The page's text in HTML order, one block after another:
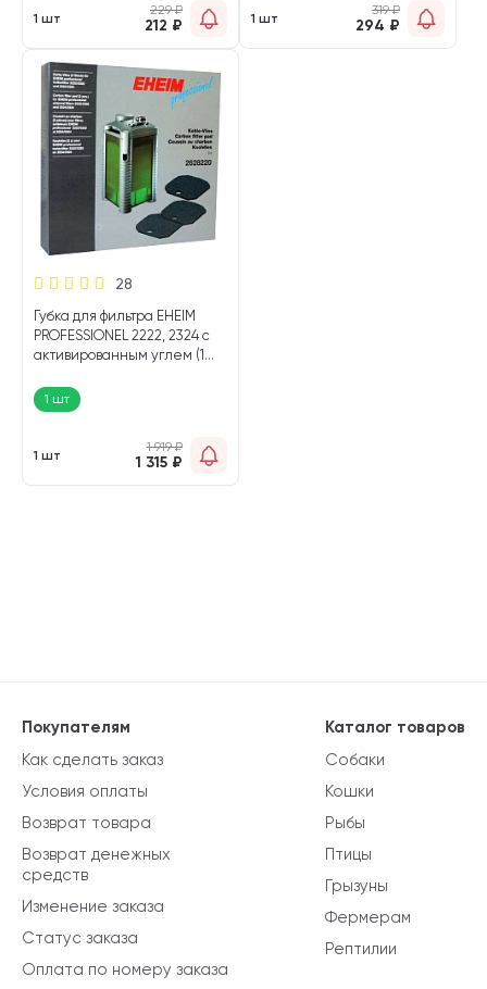
1 шт
229₽
212 ₽ 1 шт
319₽
294 ₽
28
Губка для фильтра EHEIM
PROFESSIONEL 2222, 2324 с
активированным углем (1
1 шт
1 шт
1 919₽
1 315 ₽
Каталог товаров
Собаки
Кошки
Рыбы
Птицы
Грызуны
Фермерам
Рептилии
Покупателям
Как сделать заказ
Условия оплаты
Возврат товара
Возврат денежных
средств
Изменение заказа
Статус заказа
Оплата по номеру заказа